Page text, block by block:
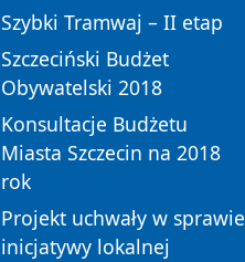
Szybki Tramwaj – II etap
Szczeciński Budżet
Obywatelski 2018
Konsultacje Budżetu
Miasta Szczecin na 2018
rok
Projekt uchwały w sprawie
inicjatywy lokalnej